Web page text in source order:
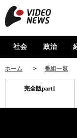
社会 政治
ホーム 番組一覧
完全版part1